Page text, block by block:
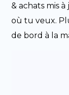
& achats mis
où tu veux.
de bord à la